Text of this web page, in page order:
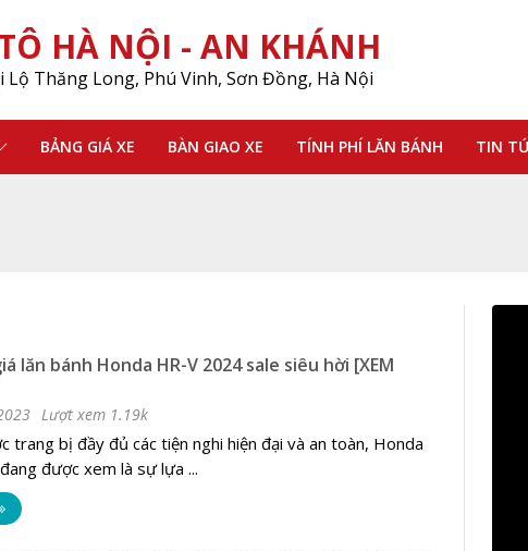
HÀ NỘI - AN KHÁNH
Lộ Thăng Long, Phú Vinh, Sơn Đồng, Hà Nội
BẢNG GIÁ XE BÀN GIAO XE TÍNH PHÍ LĂN BÁNH TIN
lăn bánh Honda HR-V 2024 sale siêu hời [XEM
Lượt xem 1.19k
trang bị đầy đủ các tiện nghi hiện đại và an toàn, Honda
được xem là sự lựa ...